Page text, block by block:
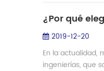
¿Por qué
2019-12-20
En la actualidad,
ingenierías, que